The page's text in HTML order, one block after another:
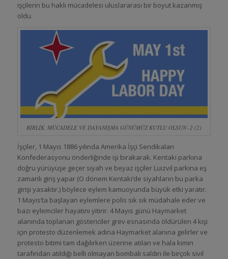
işçilerin bu haklı mücadelesi uluslararası bir boyut kazanmış
oldu.
BİRLİK, MÜCADELE VE DAYANIŞMA GÜNÜMÜZ KUTLU OLSUN -2 (2)
İşçiler, 1 Mayıs 1886 yılında Amerika İşçi Sendikaları
Konfederasyonu önderliğinde işi bırakarak. Kentaki parkına
doğru yürüyüşe geçer siyah ve beyaz işçiler Luizvil parkına eş
zamanlı giriş yapar (O dönem Kentaki’de siyahların bu parka
girişi yasaktır.) böylece eylem kamuoyunda büyük etki yaratır.
1 Mayıs’ta başlayan eylemlere polis sık sık müdahale eder ve
bazı eylemciler hayatını yitirir. 4 Mayıs günü Haymarket
alanında toplanan göstericiler grev esnasında öldürülen 4 kişi
için protesto düzenlemek adına Haymarket alanına gelirler ve
protesto bitimi tam dağılırken üzerine atılan ve hala kimin
tarafından atıldığı belli olmayan bombalı saldırı ile birçok sivil